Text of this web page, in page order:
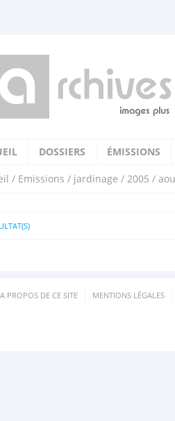
DOSSIERS ÉMISSIONS
/ Emissions / jardinage / 2005 /
A PROPOS DE CE SITE MENTIONS LÉGALES